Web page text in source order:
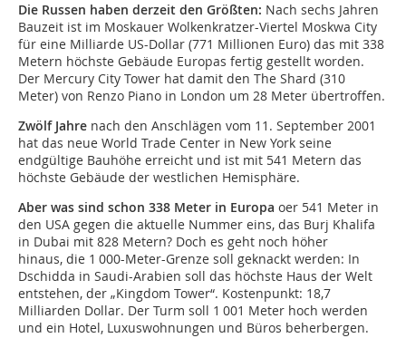
Die Russen haben derzeit den Größten: Nach sechs Jahren
Bauzeit ist im Moskauer Wolkenkratzer-Viertel Moskwa City
für eine Milliarde US-Dollar (771 Millionen Euro) das mit 338
Metern höchste Gebäude Europas fertig gestellt worden.
Der Mercury City Tower hat damit den The Shard (310
Meter) von Renzo Piano in London um 28 Meter übertroffen.
Zwölf Jahre nach den Anschlägen vom 11. September 2001
hat das neue World Trade Center in New York seine
endgültige Bauhöhe erreicht und ist mit 541 Metern das
höchste Gebäude der westlichen Hemisphäre.
Aber was sind schon 338 Meter in Europa oer 541 Meter in
den USA gegen die aktuelle Nummer eins, das Burj Khalifa
in Dubai mit 828 Metern? Doch es geht noch höher
hinaus, die 1 000-Meter-Grenze soll geknackt werden: In
Dschidda in Saudi-Arabien soll das höchste Haus der Welt
entstehen, der „Kingdom Tower“. Kostenpunkt: 18,7
Milliarden Dollar. Der Turm soll 1 001 Meter hoch werden
und ein Hotel, Luxuswohnungen und Büros beherbergen.